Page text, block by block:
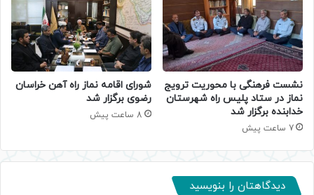
نشست فرهنگی با محوریت ترویج
نماز در ستاد پلیس راه شهرستان
خدابنده برگزار شد
7 ساعت پیش
شورای اقامه نماز راه آهن خراسان
رضوی برگزار شد
8 ساعت پیش
دیدگاهتان را بنویسید